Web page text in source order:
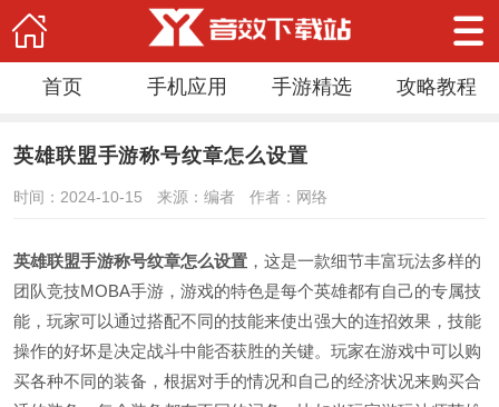
首页 手机应用 手游精选 攻略教程
英雄联盟手游称号纹章怎么设置
时间：2024-10-15 来源：编者 作者：网络
英雄联盟手游称号纹章怎么设置 ，这是一款细节丰富玩法多样的
团队竞技MOBA手游，游戏的特色是每个英雄都有自己的专属技
能，玩家可以通过搭配不同的技能来使出强大的连招效果，技能
操作的好坏是决定战斗中能否获胜的关键。玩家在游戏中可以购
买各种不同的装备，根据对手的情况和自己的经济状况来购买合